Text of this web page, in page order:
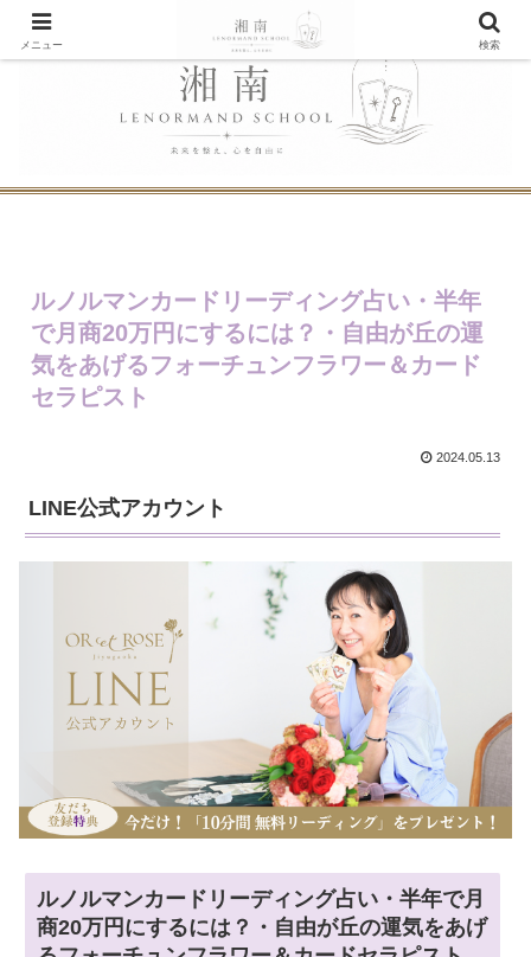
ルノルマンカードリーディング占い・半年
で月商20万円にするには？・自由が丘の運
気をあげるフォーチュンフラワー＆カード
セラピスト
2024.05.13
LINE公式アカウント
ルノルマンカードリーディング占い・半年で月
商20万円にするには？・自由が丘の運気をあげ
メニュー 検索